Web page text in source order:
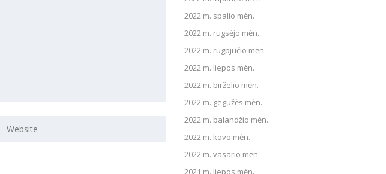
2022 m. spalio mėn.
2022 m. rugsėjo mėn.
2022 m. rugpjūčio mėn.
2022 m. liepos mėn.
2022 m. birželio mėn.
2022 m. gegužės mėn.
2022 m. balandžio mėn.
2022 m. kovo mėn.
2022 m. vasario mėn.
2021 m. liepos mėn.